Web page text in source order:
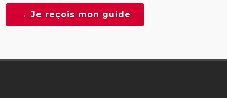
→ Je reçois mon guide